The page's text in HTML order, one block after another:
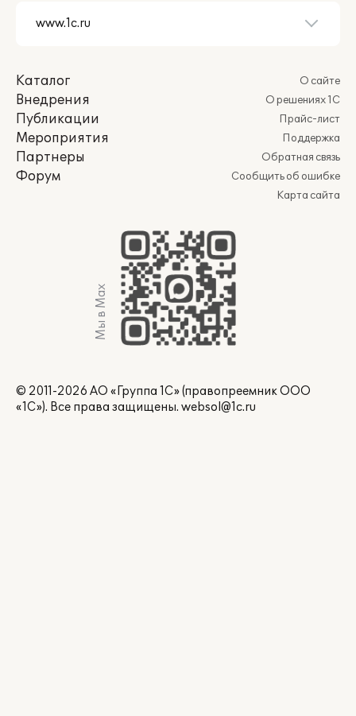
Каталог
Внедрения
Публикации
Мероприятия
Партнеры
Форум
О сайте
О решениях 1С
Прайс-лист
Поддержка
Обратная связь
Сообщить об ошибке
Карта сайта
Мы в Max
© 2011-2026 АО «Группа 1С» (правопреемник ООО
«1С»). Все права защищены. websol@1c.ru